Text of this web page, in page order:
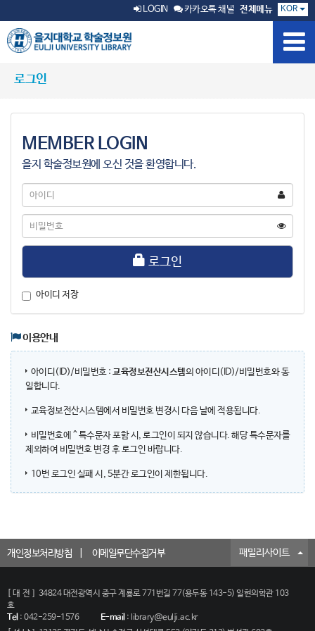
LOGIN 카카오톡 채널 전체메뉴 KOR
로그인
MEMBER LOGIN
을지 학술정보원에 오신 것을 환영합니다.
아
디
비
번
로그인
아이디 저장
이용안내
아이디(ID)/비밀번호 : 교육정보전산시스템의 아이디(ID)/비밀번호와 동
일합니다.
교육정보전산시스템에서 비밀번호 변경시 다음 날에 적용됩니다.
비밀번호에 ^ 특수문자 포함 시, 로그인이 되지 않습니다. 해당 특수문자를
제외하여 비밀번호 변경 후 로그인 바랍니다.
10번 로그인 실패 시, 5분간 로그인이 제한됩니다.
개인정보처리방침 이메일무단수집거부 패밀리사이트
[대전]
34824 대전광역시 중구 계룡로 771번길 77(용두동 143-5) 일현의학관 103
호
Tel: 042-259-1576 E-mail: library@eulji.ac.kr